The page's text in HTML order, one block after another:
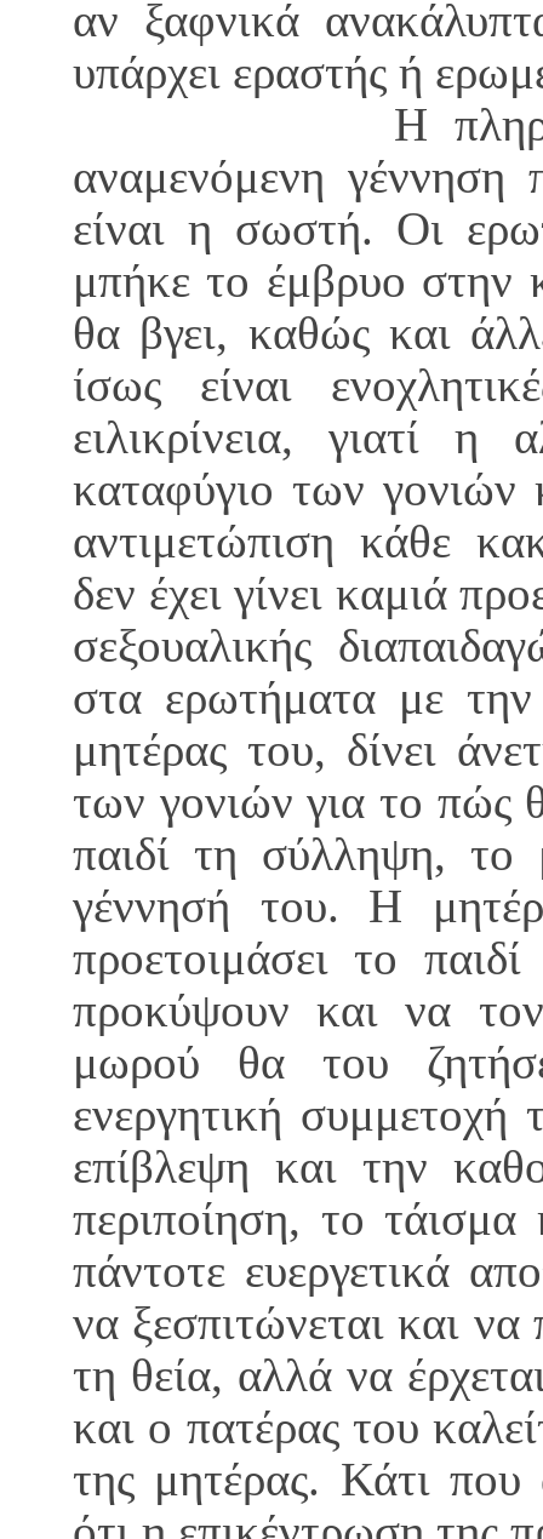
αν ξαφνικά
υπάρχει εραστής ή
Η
αναμενόμενη γέννηση
είναι η σωστή. Οι
μπήκε το έμβρυο στην
θα βγει, καθώς και
ίσως είναι
ειλικρίνεια, γιατί η
καταφύγιο των γονιών
αντιμετώπιση κάθε
δεν έχει γίνει καμιά
σεξουαλικής
στα ερωτήματα με την
μητέρας του, δίνει
των γονιών για το πώς
παιδί τη σύλληψη,
γέννησή του. Η
προετοιμάσει το
προκύψουν και να
μωρού θα του
ενεργητική συμμετοχή
επίβλεψη και την
περιποίηση, το τάισμα
πάντοτε ευεργετικά
να ξεσπιτώνεται και να
τη θεία, αλλά να
και ο πατέρας του
της μητέρας. Κάτι που